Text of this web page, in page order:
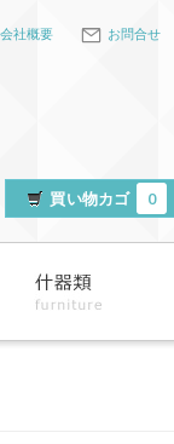
会社概要 お問合せ
買い物カゴ 0